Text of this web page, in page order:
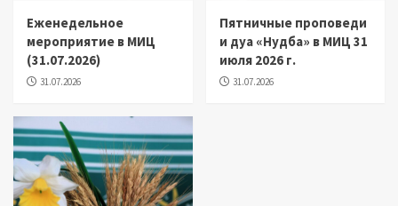
Еженедельное
мероприятие в МИЦ
(31.07.2026)
31.07.2026
Пятничные проповеди
и дуа «Нудба» в МИЦ 31
июля 2026 г.
31.07.2026